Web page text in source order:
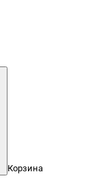
Корзина